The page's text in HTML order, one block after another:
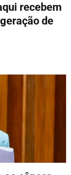
recebem
de